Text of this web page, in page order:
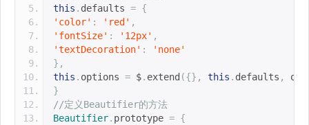
this . defaults = {
'color' : 'red' ,
'fontSize' : '12px' ,
'textDecoration' :
'none'
},
this . options = $. extend ({}, this . defaults , opt
}
//定义Beautifier的方法
Beautifier. prototype = {